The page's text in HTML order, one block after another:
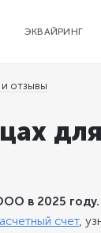
ЭКВАЙРИНГ
отзывы
в 2025 году.
счет,